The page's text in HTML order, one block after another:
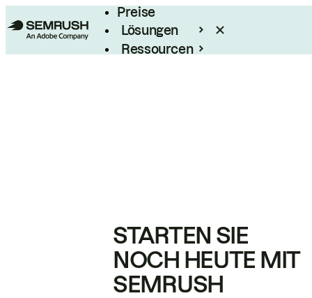
Preise
Lösungen
Ressourcen
STARTEN SIE
NOCH HEUTE MIT
SEMRUSH